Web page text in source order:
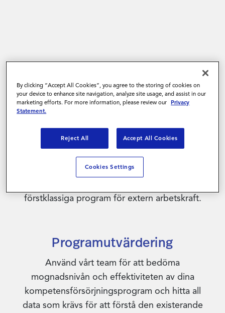
Vad kan Magnit göra för dig?
Ju mer komplex och djupt sammanflätad
arbetskraften har blivit för ett företag, desto
viktigare har det blivit att rikta in
kompetensförsörjningen mot bolagsmålen. Vårt
team av experter lutar sig mot många års
förstklassiga program för extern arbetskraft.
Programutvärdering
Använd vårt team för att bedöma
mognadsnivån och effektiviteten av dina
kompetensförsörjningsprogram och hitta all
data som krävs för att förstå den existerande
By clicking “Accept All Cookies”, you agree to the storing of cookies on
your device to enhance site navigation, analyze site usage, and assist in our
marketing efforts. For more information, please review our Privacy
Statement.
Reject All Accept All Cookies
Cookies Settings